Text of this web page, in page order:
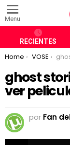
Menu
RECIENTES
You are here:
Home VOSE ghost
ghost
ver
por Fan